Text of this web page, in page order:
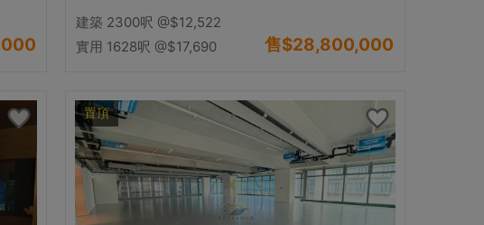
建築 2300呎 @$12,522
實用 1628呎 @$17,690 售$28,800,000
置頂